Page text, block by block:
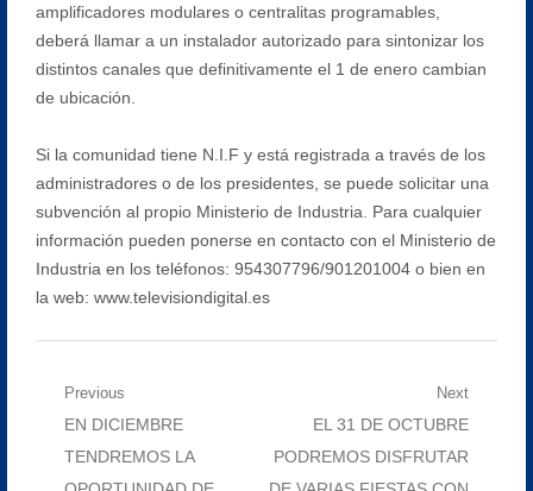
amplificadores modulares o centralitas programables,
deberá llamar a un instalador autorizado para sintonizar los
distintos canales que definitivamente el 1 de enero cambian
de ubicación.
Si la comunidad tiene N.I.F y está registrada a través de los
administradores o de los presidentes, se puede solicitar una
subvención al propio Ministerio de Industria. Para cualquier
información pueden ponerse en contacto con el Ministerio de
Industria en los teléfonos: 954307796/901201004 o bien en
la web: www.televisiondigital.es
Navegación
entradas
Previous
Previous
post:
EN DICIEMBRE
TENDREMOS LA
Next
Next
post:
EL 31 DE OCTUBRE
PODREMOS DISFRUTAR